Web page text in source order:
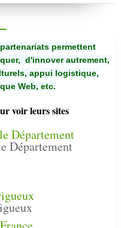
permettent
d'innover autrement,
appui logistique,
Web, etc.
voir leurs sites
Département